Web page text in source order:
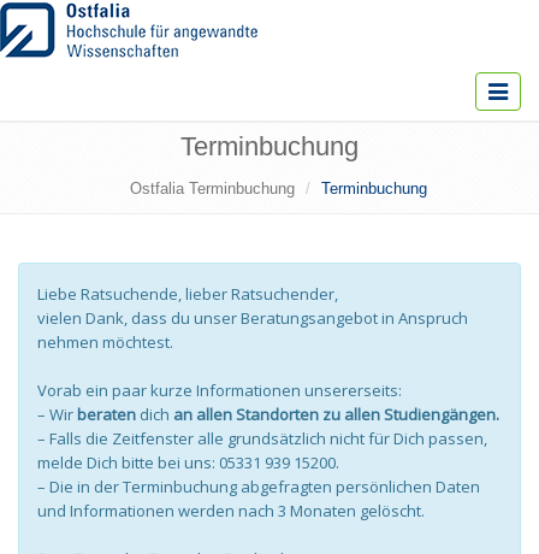
Toggle
Terminbuchung
Ostfalia Terminbuchung Terminbuchung
Liebe Ratsuchende, lieber Ratsuchender,
vielen Dank, dass du unser Beratungsangebot in Anspruch
nehmen möchtest.
Vorab ein paar kurze Informationen unsererseits:
– Wirberaten dich an allen Standorten zu allen Studiengängen.
– Falls die Zeitfenster alle grundsätzlich nicht für Dich passen,
melde Dich bitte bei uns: 05331 939 15200.
– Die in der Terminbuchung abgefragten persönlichen Daten
und Informationen werden nach 3 Monaten gelöscht.